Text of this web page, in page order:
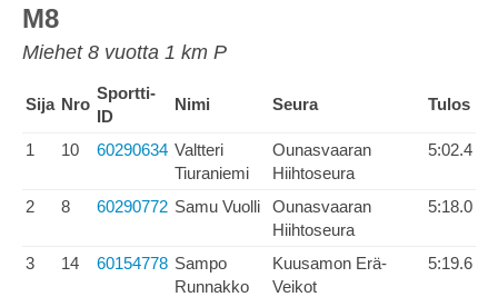
M8
Miehet 8 vuotta 1 km P
Sija Nro
Sportti-
ID
Nimi Seura Tulos
1 10 60290634 Valtteri
Tiuraniemi
Ounasvaaran
Hiihtoseura
5:02.4
2 8 60290772 Samu Vuolli
Ounasvaaran
Hiihtoseura
5:18.0
3 14 60154778 Sampo
Runnakko
Kuusamon Erä-
Veikot
5:19.6